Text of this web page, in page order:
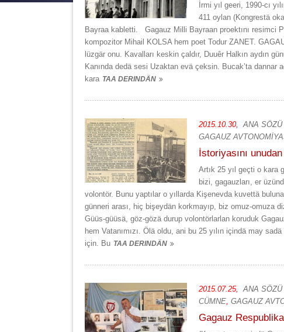
İrmi yıl geeri, 1990-cı
411 oylan (Kongrestä
Bayraa kabletti. Gagauz Milli Bayraan proektını resimci
kompozitor Mihail KOLSA hem poet Todur ZANET.
lüzgär onu. Kavalları keskin çaldır, Duuêr Halkın aydın
Kanında dedä sesi Uzaktan evä çeksin. Bucak’ta dannar
kara TAA DERINDÄN
2015.10.30, ANA SÖZÜ
GAGAUZ
İstoriyasını
Artık 25 yıl geçti o kara
bizi, gagauzları, er
volontör. Bunu yaptılar o yıllarda Kişenevda kuvettä
günneri arası, hiç bişeydän korkmayıp, biz omuz-omuza
Güüs-güüsä, göz-gözä durup volontörlarlan koruduk
hem Vatanımızı. Ölä oldu, ani bu 25 yılın içindä may
için. Bu TAA DERINDÄN
2015.07.25, ANA SÖZÜ
CÜMNE, GAGAUZ
Gagauz